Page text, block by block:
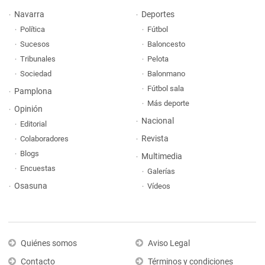
Navarra
Política
Sucesos
Tribunales
Sociedad
Pamplona
Opinión
Editorial
Colaboradores
Blogs
Encuestas
Osasuna
Deportes
Fútbol
Baloncesto
Pelota
Balonmano
Fútbol sala
Más deporte
Nacional
Revista
Multimedia
Galerías
Vídeos
Quiénes somos
Contacto
Aviso Legal
Términos y condiciones